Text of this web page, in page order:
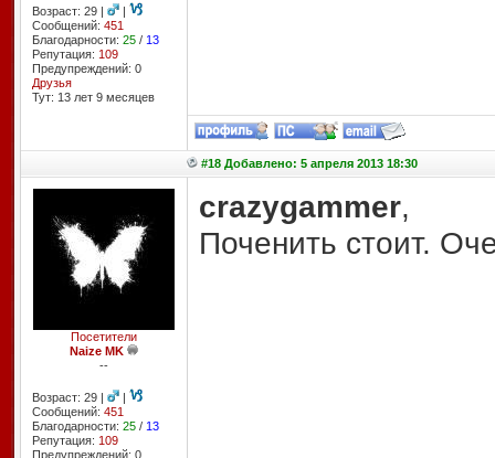
Возраст: 29 |
|
Сообщений: 451
Благодарности: 25/ 13
Репутация: 109
Предупреждений: 0
Друзья
Тут: 13 лет 9 месяцев
#18 Добавлено: 5 апреля 2013 18:30
Посетители
Naize MK
--
Возраст: 29 |
|
Сообщений: 451
Благодарности: 25/ 13
Репутация: 109
Предупреждений: 0
crazygammer,
Поченить стоит.